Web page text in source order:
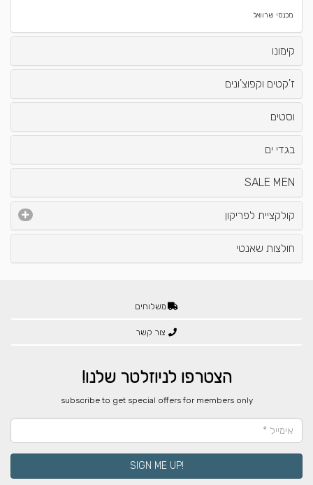
מכנסי שרוואל
קימונו
ז'קטים וקפוצ'ונים
וסטים
בגדי ים
SALE MEN
קולקציית לפריקון
חולצות שאנטי
משלוחים
צור קשר
הצטרפו לניוזלטר שלנו!
​subscribe to get special offers for members only
!SIGN ME UP